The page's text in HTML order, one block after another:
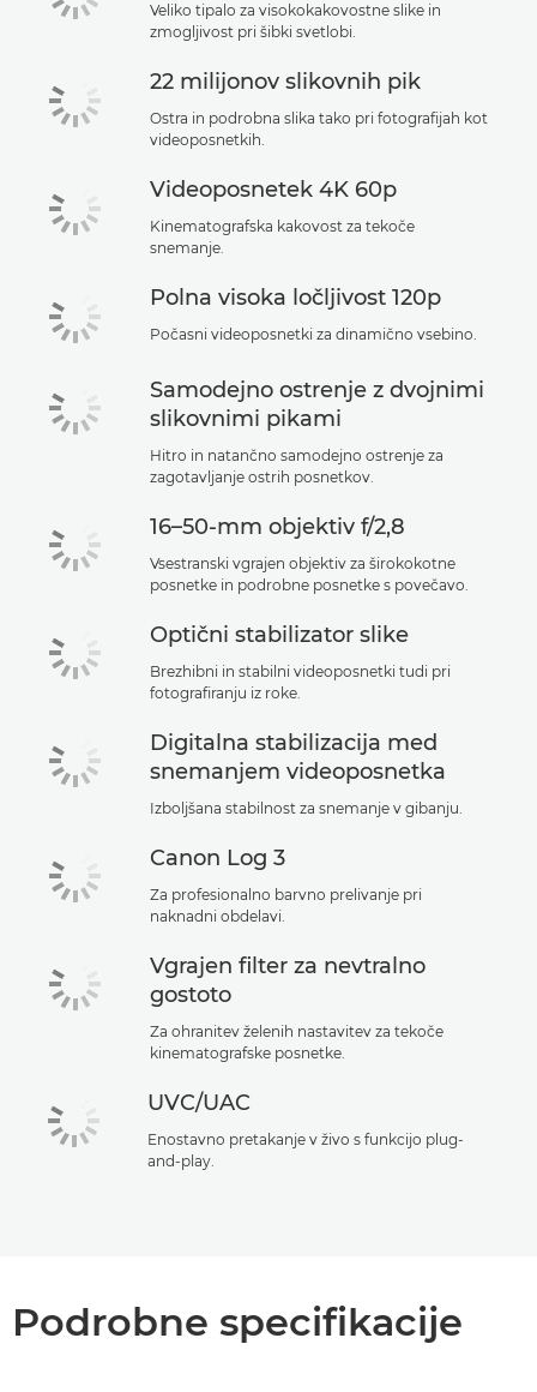
Veliko tipalo za visokokakovostne slike in
zmogljivost pri šibki svetlobi.
22 milijonov slikovnih pik
Ostra in podrobna slika tako pri fotografijah kot
videoposnetkih.
Videoposnetek 4K 60p
Kinematografska kakovost za tekoče
snemanje.
Polna visoka ločljivost 120p
Počasni videoposnetki za dinamično vsebino.
Samodejno ostrenje z dvojnimi
slikovnimi pikami
Hitro in natančno samodejno ostrenje za
zagotavljanje ostrih posnetkov.
16–50-mm objektiv f/2,8
Vsestranski vgrajen objektiv za širokokotne
posnetke in podrobne posnetke s povečavo.
Optični stabilizator slike
Brezhibni in stabilni videoposnetki tudi pri
fotografiranju iz roke.
Digitalna stabilizacija med
snemanjem videoposnetka
Izboljšana stabilnost za snemanje v gibanju.
Canon Log 3
Za profesionalno barvno prelivanje pri
naknadni obdelavi.
Vgrajen filter za nevtralno
gostoto
Za ohranitev želenih nastavitev za tekoče
kinematografske posnetke.
UVC/UAC
Enostavno pretakanje v živo s funkcijo plug-
and-play.
Podrobne specifikacije